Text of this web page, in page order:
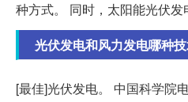
种方式。 同时，太阳能光伏发
光伏发电和风力发电哪种
[最佳]光伏发电。 中国科学院